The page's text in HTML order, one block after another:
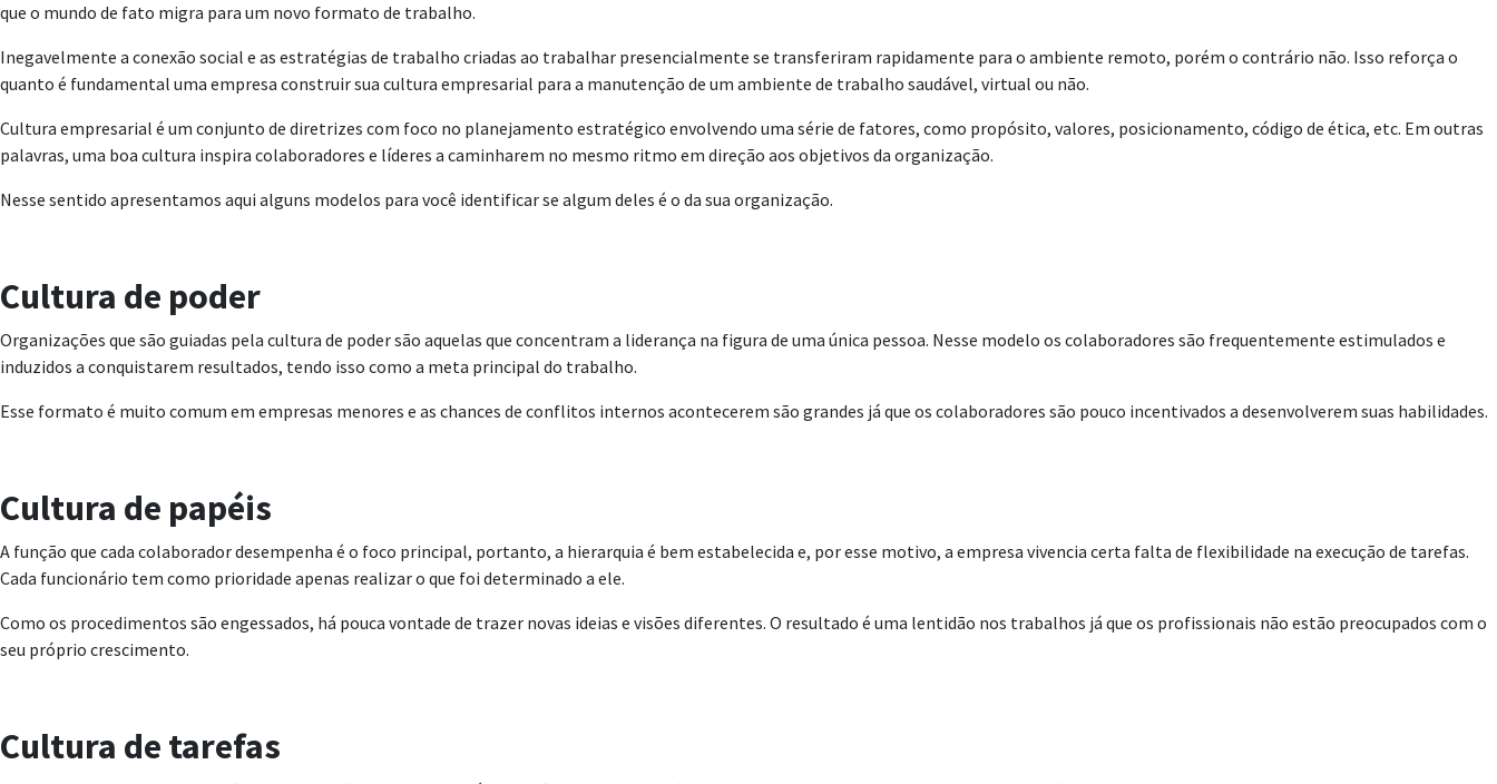
que o mundo de fato migra para um novo formato de trabalho.
Inegavelmente a conexão social e as estratégias de trabalho criadas ao trabalhar presencialmente se transferiram rapidamente para o ambiente remoto, porém o contrário não. Isso reforça o
quanto é fundamental uma empresa construir sua cultura empresarial para a manutenção de um ambiente de trabalho saudável, virtual ou não.
Cultura empresarial é um conjunto de diretrizes com foco no planejamento estratégico envolvendo uma série de fatores, como propósito, valores, posicionamento, código de ética, etc. Em outras
palavras, uma boa cultura inspira colaboradores e líderes a caminharem no mesmo ritmo em direção aos objetivos da organização.
Nesse sentido apresentamos aqui alguns modelos para você identificar se algum deles é o da sua organização.
Cultura de poder
Organizações que são guiadas pela cultura de poder são aquelas que concentram a liderança na figura de uma única pessoa. Nesse modelo os colaboradores são frequentemente estimulados e
induzidos a conquistarem resultados, tendo isso como a meta principal do trabalho.
Esse formato é muito comum em empresas menores e as chances de conflitos internos acontecerem são grandes já que os colaboradores são pouco incentivados a desenvolverem suas habilidades.
Cultura de papéis
A função que cada colaborador desempenha é o foco principal, portanto, a hierarquia é bem estabelecida e, por esse motivo, a empresa vivencia certa falta de flexibilidade na execução de tarefas.
Cada funcionário tem como prioridade apenas realizar o que foi determinado a ele.
Como os procedimentos são engessados, há pouca vontade de trazer novas ideias e visões diferentes. O resultado é uma lentidão nos trabalhos já que os profissionais não estão preocupados com o
seu próprio crescimento.
Cultura de tarefas